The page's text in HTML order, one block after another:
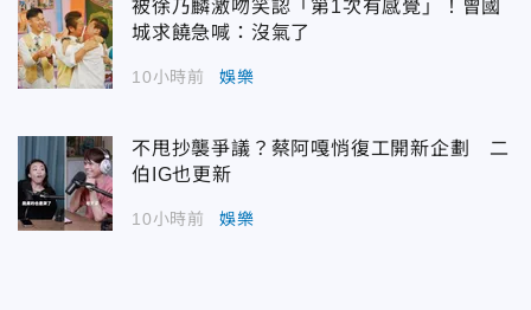
被徐乃麟激吻笑認「第1次有感覺」！曾國
城求饒急喊：沒氣了
10小時前 娛樂
不甩抄襲爭議？蔡阿嘎悄復工開新企劃 二
伯IG也更新
10小時前 娛樂